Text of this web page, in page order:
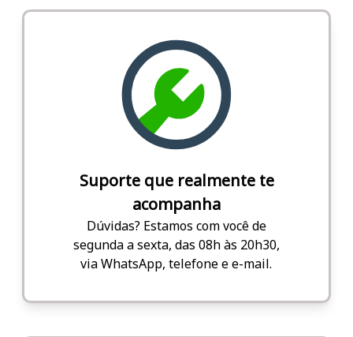
Suporte que realmente te
acompanha
Dúvidas? Estamos com você de
segunda a sexta, das 08h às 20h30,
via WhatsApp, telefone e e-mail.